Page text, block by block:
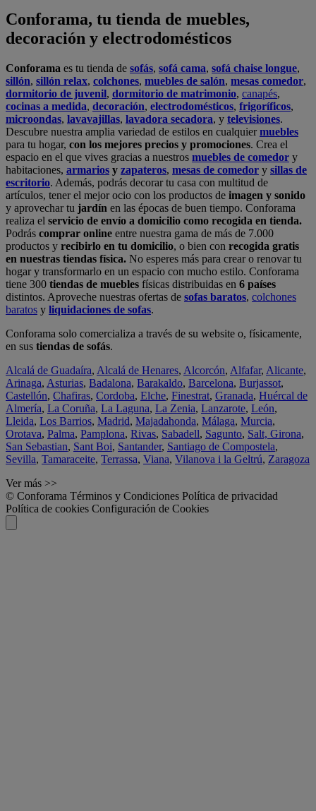
Conforama, tu tienda de muebles,
decoración y electrodomésticos
Conforama es tu tienda de sofás, sofá cama, sofá chaise longue,
sillón, sillón relax, colchones, muebles de salón, mesas comedor,
dormitorio de juvenil, dormitorio de matrimonio, canapés,
cocinas a medida, decoración, electrodomésticos, frigoríficos,
microondas, lavavajillas, lavadora secadora, y televisiones.
Descubre nuestra amplia variedad de estilos en cualquiermuebles
para tu hogar, con los mejores precios y promociones. Crea el
espacio en el que vives gracias a nuestros muebles de comedor y
habitaciones, armarios y zapateros, mesas de comedor y sillas de
escritorio. Además, podrás decorar tu casa con multitud de
artículos, tener el mejor ocio con los productos de imagen y sonido
y aprovechar tu jardín en las épocas de buen tiempo. Conforama
realiza el servicio de envío a domicilio como recogida en tienda.
Podrás comprar online entre nuestra gama de más de 7.000
productos y recibirlo en tu domicilio, o bien con recogida gratis
en nuestras tiendas física. No esperes más para crear o renovar tu
hogar y transformarlo en un espacio con mucho estilo. Conforama
tiene 300 tiendas de muebles físicas distribuidas en 6 países
distintos. Aproveche nuestras ofertas de sofas baratos, colchones
baratos y liquidaciones de sofas.
Conforama solo comercializa a través de su website o, físicamente,
en sus tiendas de sofás.
Alcalá de Guadaíra, Alcalá de Henares, Alcorcón, Alfafar, Alicante,
Arinaga, Asturias, Badalona, Barakaldo, Barcelona, Burjassot,
Castellón, Chafiras, Cordoba, Elche, Finestrat, Granada, Huércal de
Almería, La Coruña, La Laguna, La Zenia, Lanzarote, León,
Lleida, Los Barrios, Madrid, Majadahonda, Málaga, Murcia,
Orotava, Palma, Pamplona, Rivas, Sabadell, Sagunto, Salt, Girona,
San Sebastian, Sant Boi, Santander, Santiago de Compostela,
Sevilla, Tamaraceite, Terrassa, Viana, Vilanova i la Geltrú, Zaragoza
Ver más >>
© Conforama Términos y Condiciones Política de privacidad
Política de cookies Configuración de Cookies